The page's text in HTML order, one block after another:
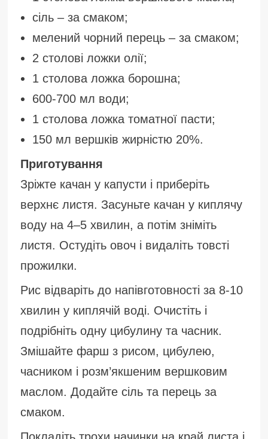
сіль – за смаком;
мелений чорний перець – за смаком;
2 столові ложки олії;
1 столова ложка борошна;
600-700 мл води;
1 столова ложка томатної пасти;
150 мл вершків жирністю 20%.
Приготування
Зріжте качан у капусти і приберіть
верхнє листя. Засуньте качан у киплячу
воду на 4–5 хвилин, а потім зніміть
листя. Остудіть овоч і видаліть товсті
прожилки.
Рис відваріть до напівготовності за 8-10
хвилин у киплячій воді. Очистіть і
подрібніть одну цибулину та часник.
Змішайте фарш з рисом, цибулею,
часником і розм’якшеним вершковим
маслом. Додайте сіль та перець за
смаком.
Покладіть трохи начинки на край листа і